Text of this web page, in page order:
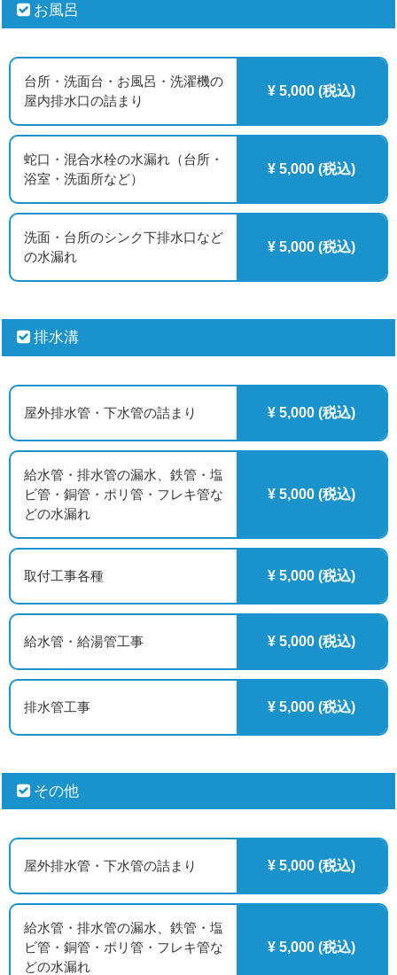
お風呂
台所・洗面台・お風呂・洗濯機の
屋内排水口の詰まり
¥ 5,000 (税込)
蛇口・混合水栓の水漏れ（台所・
浴室・洗面所など）
¥ 5,000 (税込)
洗面・台所のシンク下排水口など
の水漏れ
¥ 5,000 (税込)
排水溝
屋外排水管・下水管の詰まり ¥ 5,000 (税込)
給水管・排水管の漏水、鉄管・塩
ビ管・銅管・ポリ管・フレキ管な
どの水漏れ
¥ 5,000 (税込)
取付工事各種 ¥ 5,000 (税込)
給水管・給湯管工事 ¥ 5,000 (税込)
排水管工事 ¥ 5,000 (税込)
その他
屋外排水管・下水管の詰まり ¥ 5,000 (税込)
給水管・排水管の漏水、鉄管・塩
ビ管・銅管・ポリ管・フレキ管な
どの水漏れ
¥ 5,000 (税込)